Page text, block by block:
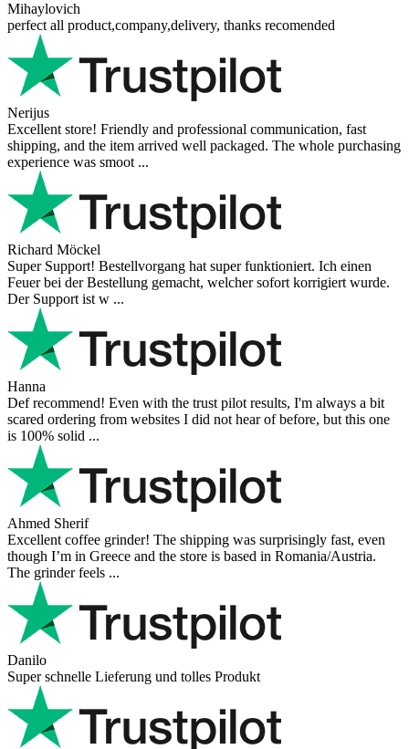
Mihaylovich
perfect all product,company,delivery, thanks recomended
Nerijus
Excellent store! Friendly and professional communication, fast
shipping, and the item arrived well packaged. The whole purchasing
experience was smoot ...
Richard Möckel
Super Support! Bestellvorgang hat super funktioniert. Ich einen
Feuer bei der Bestellung gemacht, welcher sofort korrigiert wurde.
Der Support ist w ...
Hanna
Def recommend! Even with the trust pilot results, I'm always a bit
scared ordering from websites I did not hear of before, but this one
is 100% solid ...
Ahmed Sherif
Excellent coffee grinder! The shipping was surprisingly fast, even
though I’m in Greece and the store is based in Romania/Austria.
The grinder feels ...
Danilo
Super schnelle Lieferung und tolles Produkt